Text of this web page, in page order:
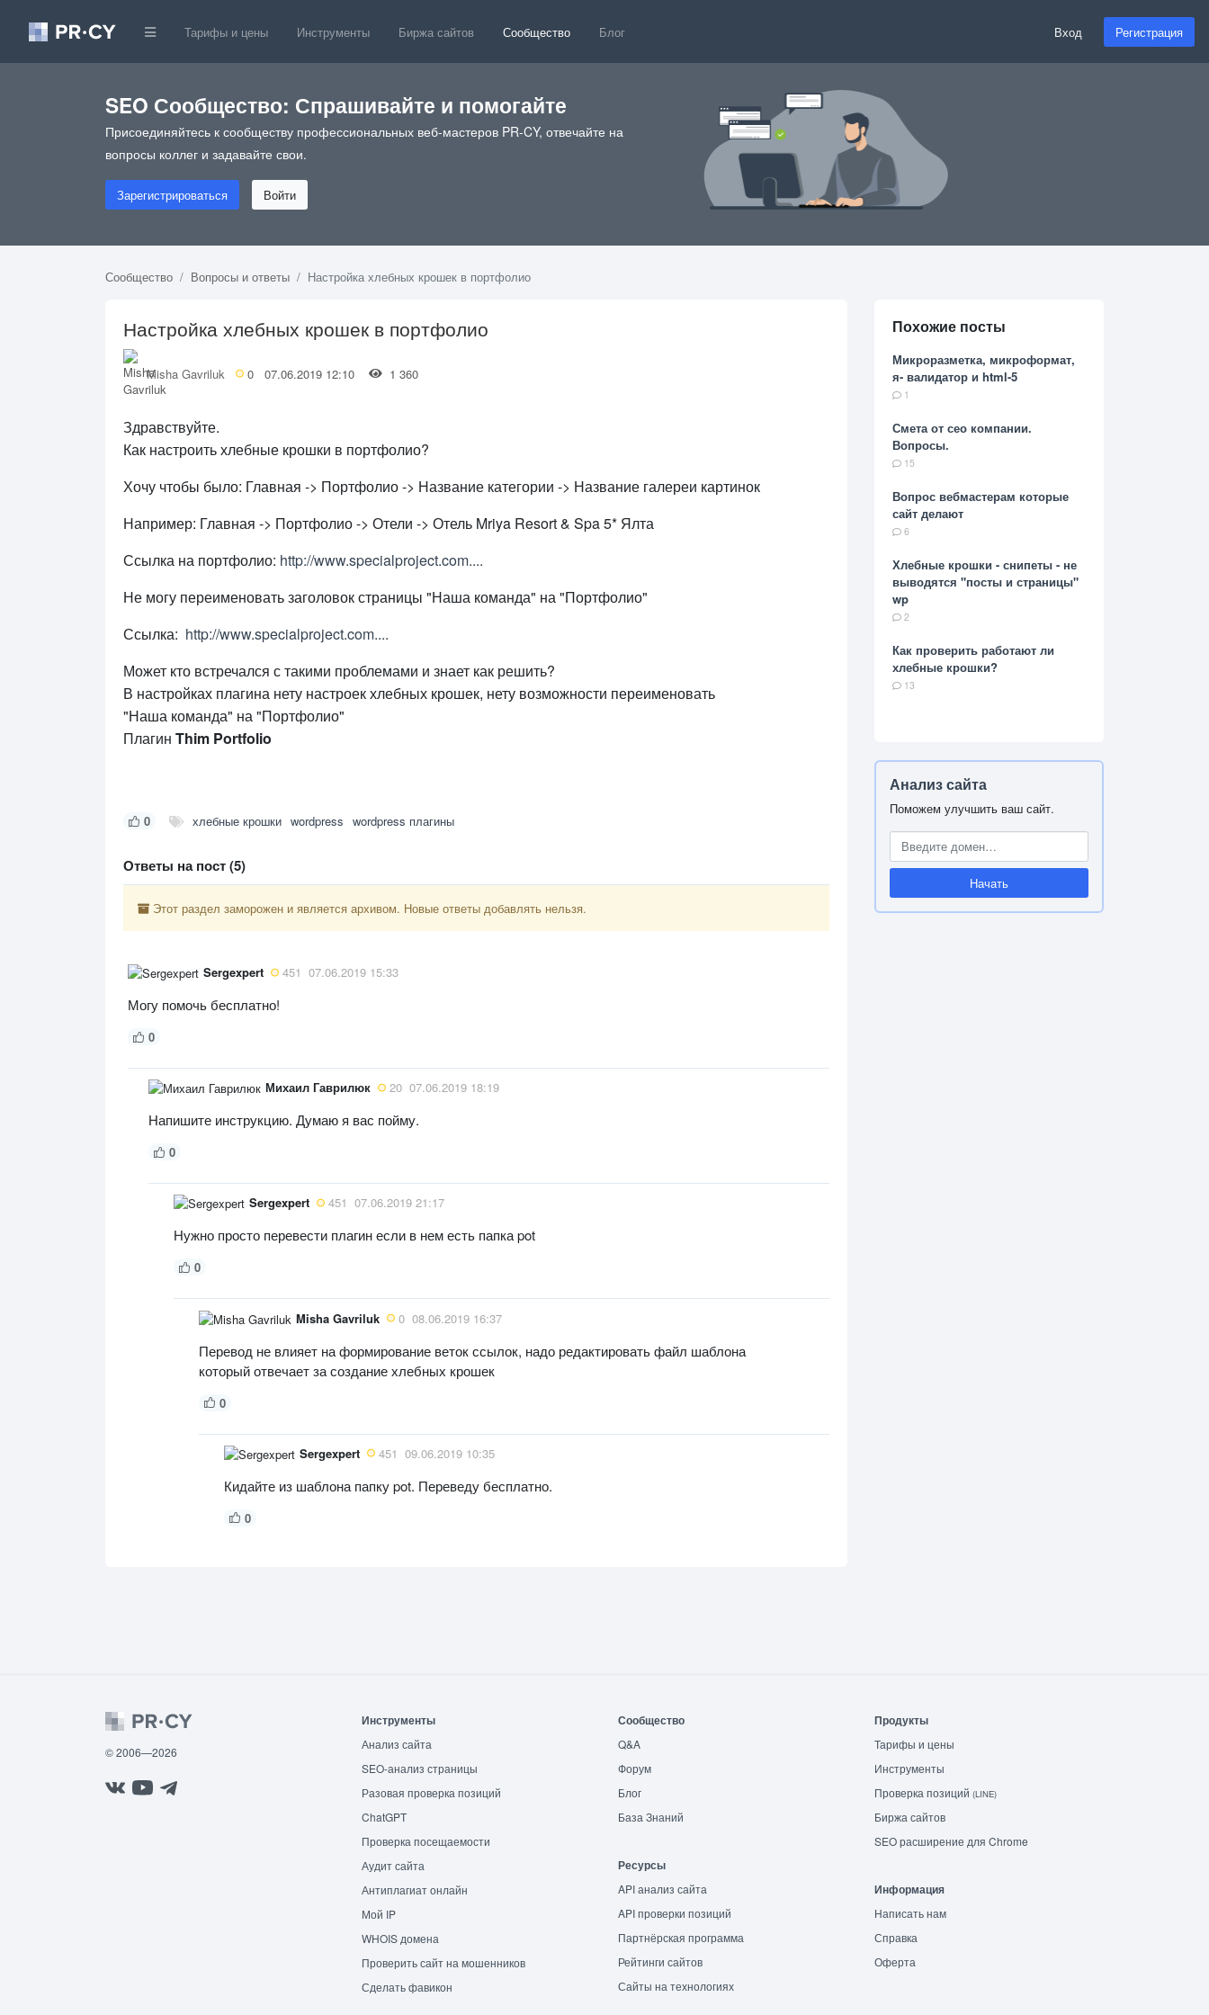
Тарифы и цены Инструменты Биржа сайтов Сообщество Блог Вход Регистрация
SEO Сообщество: Спрашивайте и помогайте
Присоединяйтесь к сообществу профессиональных веб-мастеров PR-CY, отвечайте на
вопросы коллег и задавайте свои.
Зарегистрироваться Войти
Сообщество Вопросы и ответы Настройка хлебных крошек в портфолио
Настройка хлебных крошек в портфолио
Misha Gavriluk 0 07.06.2019 12:10 1 360
Здравствуйте.
Как настроить хлебные крошки в портфолио?
Хочу чтобы было: Главная -> Портфолио -> Название категории -> Название галереи картинок
Например: Главная -> Портфолио -> Отели -> Отель Mriya Resort & Spa 5* Ялта
Ссылка на портфолио: http://www.specialproject.com....
Не могу переименовать заголовок страницы "Наша команда" на "Портфолио"
Ссылка: http://www.specialproject.com....
Может кто встречался с такими проблемами и знает как решить?
В настройках плагина нету настроек хлебных крошек, нету возможности переименовать
"Наша команда" на "Портфолио"
Плагин Thim Portfolio
0 хлебные крошки wordpress wordpress плагины
Ответы на пост (5)
Этот раздел заморожен и является архивом. Новые ответы добавлять нельзя.
Sergexpert 451 07.06.2019 15:33
Могу помочь бесплатно!
0
Михаил Гаврилюк 20 07.06.2019 18:19
Напишите инструкцию. Думаю я вас пойму.
0
Sergexpert 451 07.06.2019 21:17
Нужно просто перевести плагин если в нем есть папка pot
0
Misha Gavriluk 0 08.06.2019 16:37
Перевод не влияет на формирование веток ссылок, надо редактировать файл шаблона
который отвечает за создание хлебных крошек
0
Sergexpert 451 09.06.2019 10:35
Кидайте из шаблона папку pot. Переведу бесплатно.
0
Похожие посты
Микроразметка, микроформат,
я- валидатор и html-5
1
Смета от сео компании.
Вопросы.
15
Вопрос вебмастерам которые
сайт делают
6
Хлебные крошки - снипеты - не
выводятся "посты и страницы"
wp
2
Как проверить работают ли
хлебные крошки?
13
Анализ сайта
Поможем улучшить ваш сайт.
Начать
© 2006—2026
Инструменты
Анализ сайта
SEO-анализ страницы
Разовая проверка позиций
ChatGPT
Проверка посещаемости
Аудит сайта
Антиплагиат онлайн
Мой IP
WHOIS домена
Проверить сайт на мошенников
Сделать фавикон
Сообщество
Q&A
Форум
Блог
База Знаний
Ресурсы
API анализ сайта
API проверки позиций
Партнёрская программа
Рейтинги сайтов
Сайты на технологиях
Продукты
Тарифы и цены
Инструменты
Проверка позиций (LINE)
Биржа сайтов
SEO расширение для Chrome
Информация
Написать нам
Справка
Оферта